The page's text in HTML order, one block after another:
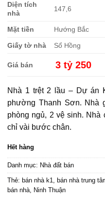
Diện tích
nhà
147,6
Mặt tiền Hướng Bắc
Giấy tờ nhà Sổ Hồng
Giá bán 3 tỷ 250
Nhà 1 trệt 2 lầu – Dự án
phường Thanh Sơn. Nhà
phòng ngủ, 2 vệ sinh.
chỉ vài bước chân.
Hết hàng
Danh mục: Nhà đất bán
Thẻ: bán nhà k1 bán nhà trung
bán nhà
Ninh Thuận